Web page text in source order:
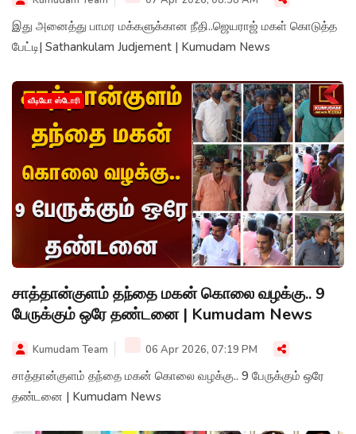
இது அனைத்து பாமர மக்களுக்கான நீதி..ஜெயராஜ் மகள் கொடுத்த
பேட்டி| Sathankulam Judjement | Kumudam News
வீடியோ ஸ்டோரி
சாத்தான்குளம் தந்தை மகன் கொலை வழக்கு.. 9
பேருக்கும் ஒரே தண்டனை | Kumudam News
Kumudam Team 06 Apr 2026, 07:19 PM
சாத்தான்குளம் தந்தை மகன் கொலை வழக்கு.. 9 பேருக்கும் ஒரே
தண்டனை | Kumudam News